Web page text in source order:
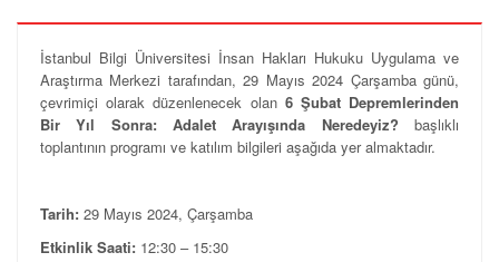
İstanbul Bilgi Üniversitesi İnsan Hakları Hukuku Uygulama ve
Araştırma Merkezi tarafından, 29 Mayıs 2024 Çarşamba günü,
çevrimiçi olarak düzenlenecek olan 6 Şubat Depremlerinden
Bir Yıl Sonra: Adalet Arayışında Neredeyiz? başlıklı
toplantının programı ve katılım bilgileri aşağıda yer almaktadır.
Tarih: 29 Mayıs 2024, Çarşamba
Etkinlik Saati: 12:30 – 15:30